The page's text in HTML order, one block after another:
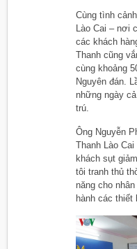
Cùng tình
Lào Cai – nơi
các khách
Thanh cũng
cùng khoảng
Nguyên đán.
những ngày
trú.
Ông Nguyễn
Thanh Lào
khách sụt
tôi tranh thủ
năng cho
hành các thiết